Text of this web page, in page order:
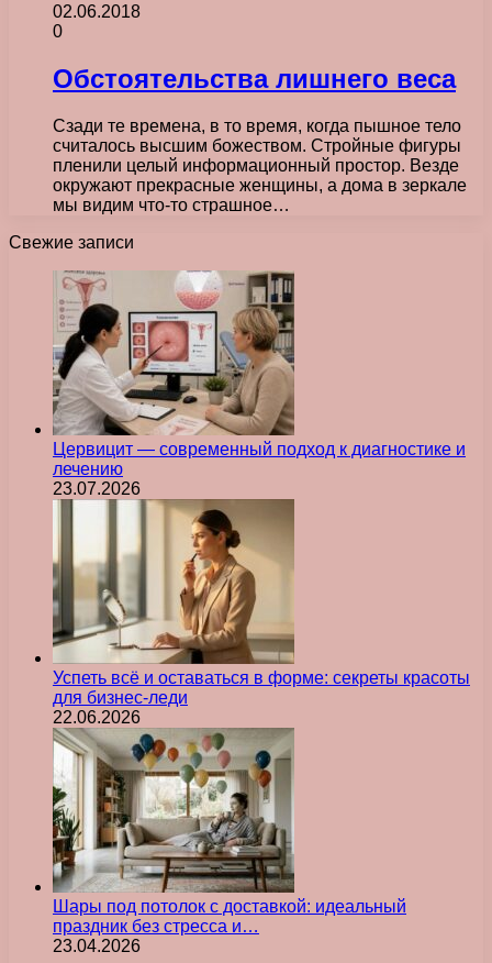
02.06.2018
0
Обстоятельства лишнего веса
Сзади те времена, в то время, когда пышное тело
считалось высшим божеством. Стройные фигуры
пленили целый информационный простор. Везде
окружают прекрасные женщины, а дома в зеркале
мы видим что-то страшное…
Свежие записи
Цервицит — современный подход к диагностике и
лечению
23.07.2026
Успеть всё и оставаться в форме: секреты красоты
для бизнес-леди
22.06.2026
Шары под потолок с доставкой: идеальный
праздник без стресса и…
23.04.2026